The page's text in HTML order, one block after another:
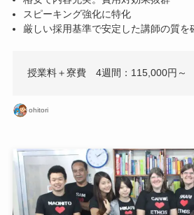
スピーキング強化に特化
厳しい採用基準で安定した講師の質を
授業料＋寮費 4週間：115,000円～
ohitori